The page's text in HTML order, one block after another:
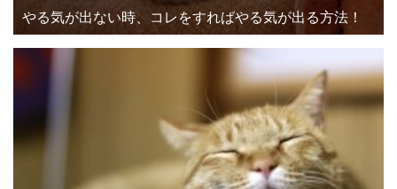
やる気が出ない時、コレをすればやる気が出る方法！